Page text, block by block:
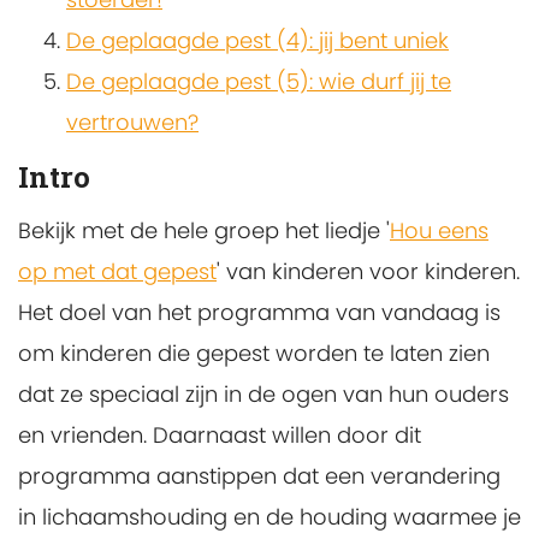
De geplaagde pest (4): jij bent uniek
De geplaagde pest (5): wie durf jij te
vertrouwen?
Intro
Bekijk met de hele groep het liedje 'Hou eens
op met dat gepest' van kinderen voor kinderen.
Het doel van het programma van vandaag is
om kinderen die gepest worden te laten zien
dat ze speciaal zijn in de ogen van hun ouders
en vrienden. Daarnaast willen door dit
programma aanstippen dat een verandering
in lichaamshouding en de houding waarmee je